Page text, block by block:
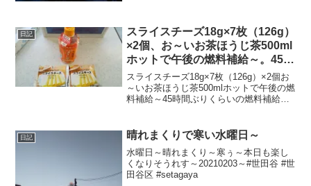
日記
スライスチーズ18g×7枚（126g）
×2個、お～いお茶ほうじ茶500ml
ホットで午後の燃料補給～。45時
間ぶりくらいの燃料補給～
スライスチーズ18g×7枚（126g）×2個お
～いお茶ほうじ茶500mlホットで午後の燃
料補給～45時間ぶりくらいの燃料補給～
園 #お～いお茶 #ほ...
日記 晴れまくりで寒い水曜日～
水曜日～晴れまくり～寒ぅ～本日も楽し
くなりそうれす～20210203～#世田谷 #世
田谷区 #setagaya